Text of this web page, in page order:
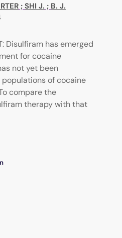
; SHI J. ; B. J.
Disulfiram has emerged
for cocaine
not yet been
of cocaine
compare the
therapy with that